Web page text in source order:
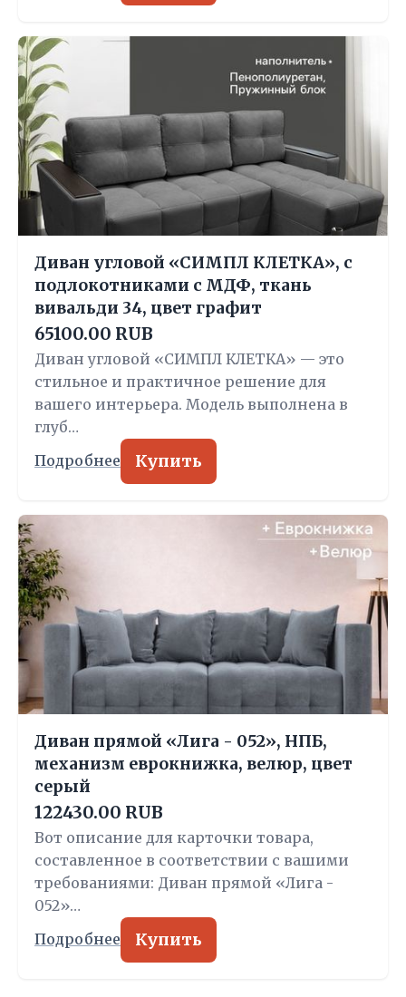
Диван угловой «СИМПЛ КЛЕТКА», с
подлокотниками с МДФ, ткань
вивальди 34, цвет графит
65100.00 RUB
Диван угловой «СИМПЛ КЛЕТКА» — это
стильное и практичное решение для
вашего интерьера. Модель выполнена в
глуб…
Подробнее Купить
Диван прямой «Лига - 052», НПБ,
механизм еврокнижка, велюр, цвет
серый
122430.00 RUB
Вот описание для карточки товара,
составленное в соответствии с вашими
требованиями: Диван прямой «Лига -
052»…
Подробнее Купить